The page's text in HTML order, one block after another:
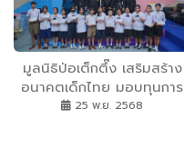
มูลนิธิป่อเต็กตึ๊ง เสริมสร้าง
อนาคตเด็กไทย มอบทุนการ
ศึกษาให้แก่นักเรียนในถิ่น
25 พ.ย. 2568